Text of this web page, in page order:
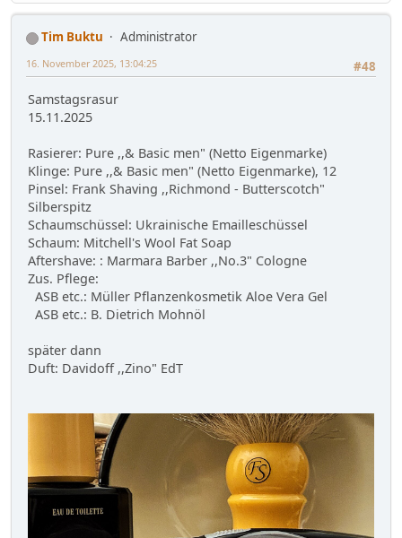
Tim Buktu
Administrator
#48
16. November 2025, 13:04:25
Samstagsrasur
15.11.2025
Rasierer: Pure ,,& Basic men" (Netto Eigenmarke)
Klinge: Pure ,,& Basic men" (Netto Eigenmarke), 12
Pinsel: Frank Shaving ,,Richmond - Butterscotch"
Silberspitz
Schaumschüssel: Ukrainische Emailleschüssel
Schaum: Mitchell's Wool Fat Soap
Aftershave: : Marmara Barber ,,No.3" Cologne
Zus. Pflege:
ASB etc.: Müller Pflanzenkosmetik Aloe Vera Gel
ASB etc.: B. Dietrich Mohnöl
später dann
Duft: Davidoff ,,Zino" EdT